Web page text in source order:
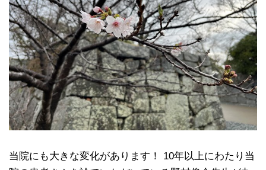
当院にも大きな変化があります！ 10年以上にわたり当